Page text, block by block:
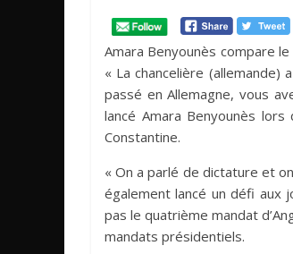
Amara Benyounès compare
« La chancelière
passé en Allemagne, vous
lancé Amara Benyounès
Constantine.
« On a parlé de dictature et
également lancé un défi aux
pas le quatrième mandat
mandats présidentiels.